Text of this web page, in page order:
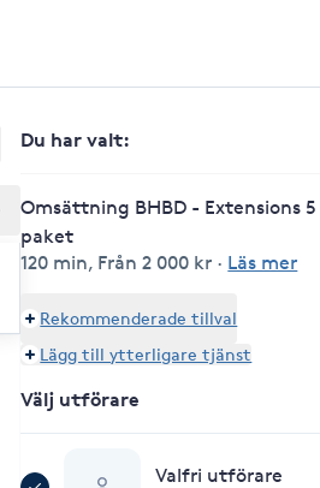
Du har valt:
Omsättning BHBD - Extensions 5
paket
120 min, Från 2 000 kr · Läs mer
Rekommenderade tillval
Lägg till ytterligare tjänst
Välj utförare
Valfri utförare